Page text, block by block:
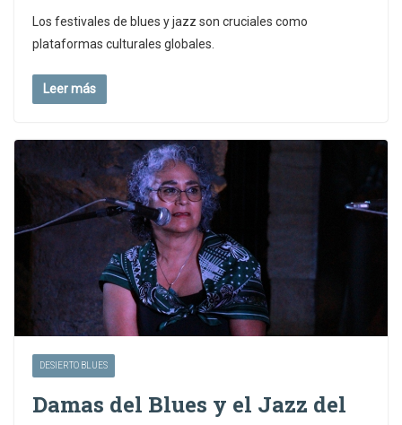
Los festivales de blues y jazz son cruciales como
plataformas culturales globales.
Leer más
DESIERTO BLUES
Damas del Blues y el Jazz del